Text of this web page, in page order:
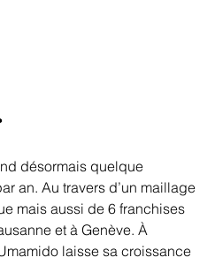
désormais quelque
an. Au travers d’un maillage
mais aussi de 6 franchises
et à Genève. À
laisse sa croissance